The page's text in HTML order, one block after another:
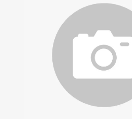
obrázkov